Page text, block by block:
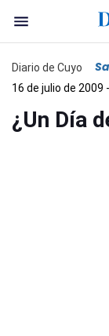
Diario de Cuyo
16 de julio de 2009
¿Un Día